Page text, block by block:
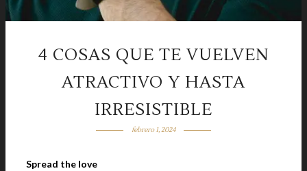
4 COSAS QUE TE VUELVEN
ATRACTIVO Y HASTA
IRRESISTIBLE
febrero 1, 2024
Spread the love